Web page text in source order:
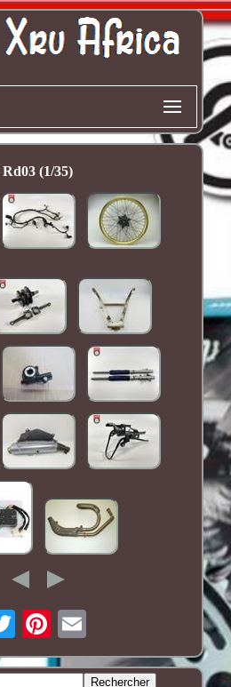
Rd03 (1/35)